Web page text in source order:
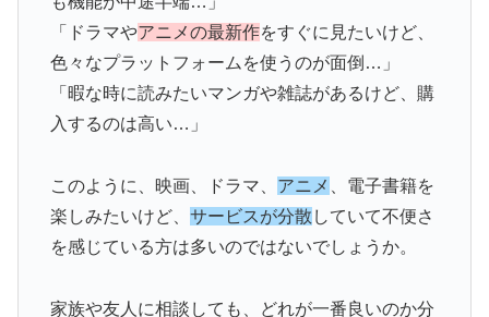
「ドラマやアニメの最新作をすぐに見たいけど、
色々なプラットフォームを使うのが面倒…」
「暇な時に読みたいマンガや雑誌があるけど、購
入するのは高い…」
このように、映画、ドラマ、 アニメ
、電子書籍を
楽しみたいけど、 サービスが分散 していて不便さ
を感じている方は多いのではないでしょうか。
家族や友人に相談しても、どれが一番良いのか分